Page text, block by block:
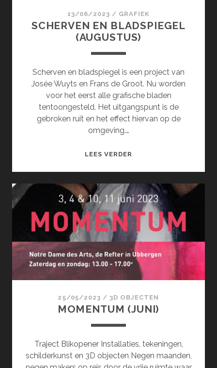
13/06/2023 / GRAFIEK
SCHERVEN EN BLADSPIEGEL
(AUGUSTUS)
Scherven en bladspiegel is een project van
Josée Wuyts en Frans de Groot. Nu worden
voor het eerst alle grafische bladen
tentoongesteld. Het uitgangspunt is de
gebroken ruit en het effect hiervan op de
omgeving.…
LEES VERDER
(AUGUSTUS)
25/05/2023 /3D OBJECTEN
MOMENTUM (JUNI)
Traject Blikopener Installaties, tekeningen,
schilderkunst en 3D objecten Negen maanden,